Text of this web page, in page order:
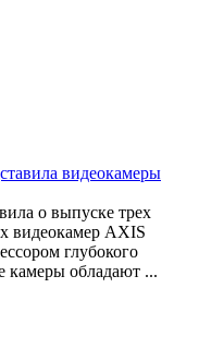
видеокамеры
о выпуске трех
видеокамер AXIS
глубокого
камеры обладают ...